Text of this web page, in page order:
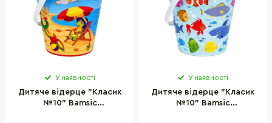
У наявності
Дитяче відерце "Класик
№10" Bamsic
У наявності
Дитяче відерце "Класик
№10" Bamsic